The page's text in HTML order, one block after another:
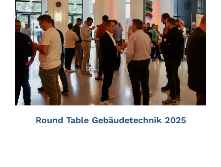
Round Table Gebäudetechnik 2025